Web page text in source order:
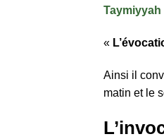
Taymiyyah
«
Ainsi il
matin et le